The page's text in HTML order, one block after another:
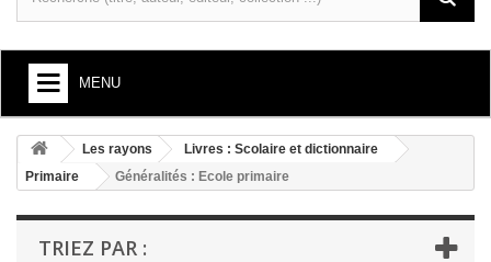
MENU
+
LIVRES : ARTS ET SOCIÉTÉ
+
LIVRES : LITTÉRATURE
+
LIVRES : JEUNESSE
Les rayons
Livres : Scolaire et dictionnaire
Primaire
Généralités : Ecole primaire
TRIEZ PAR :